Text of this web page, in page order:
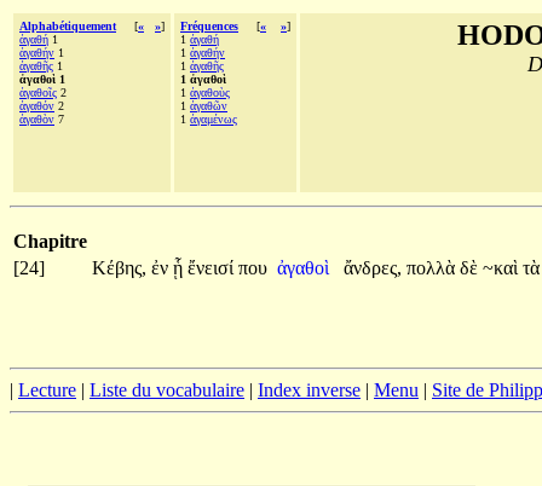
Alphabétiquement [« »]
ἀγαθή 1
ἀγαθήν 1
ἀγαθῆς 1
ἀγαθοὶ 1
ἀγαθοῖς 2
ἀγαθόν 2
ἀγαθὸν 7
Fréquences [« »]
1 ἀγαθή
1 ἀγαθήν
1 ἀγαθῆς
1 ἀγαθοὶ
1 ἀγαθοὺς
1 ἀγαθῶν
1 ἀγαμένως
Chapitre
[24]
Κέβης, ἐν ᾗ ἔνεισί που ἀγαθοὶ ἄνδρες, πολλὰ δὲ ~καὶ τὰ
| Lecture | Liste du vocabulaire | Index inverse | Menu | Site de